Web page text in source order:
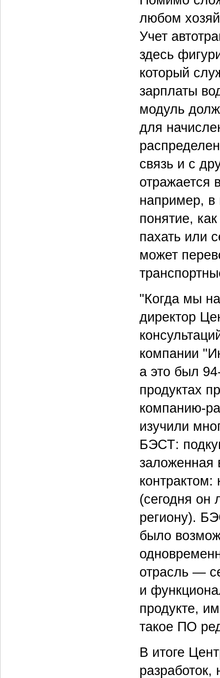
любом
Учет
здесь
который
зарплаты
модуль
для
связь и с
отражается
например, в
понятие,
пахать или
может
"Когда мы
директор
компании
а это был
продуктах
компанию-
изучили
БЭСТ:
заложенная
контрактом:
(сегодня он
региону).
было
отрасль —
и
продукте,
такое ПО
В итоге